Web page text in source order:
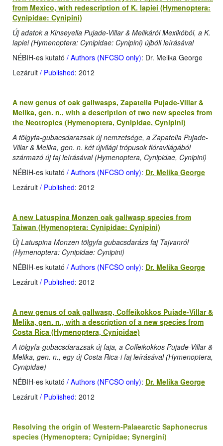
from Mexico, with redescription of K. lapiei (Hymenoptera:
Cynipidae: Cynipini)
Új adatok a Kinseyella Pujade-Villar & Melikáról Mexikóból, a K.
lapiei (Hymenoptera: Cynipidae: Cynipini) újbóli leírásával
NÉBIH-es kutató / Authors (NFCSO only): Dr. Melika George
Lezárult / Published: 2012
A new genus of oak gallwasps, Zapatella Pujade-Villar &
Melika, gen. n., with a description of two new species from
the Neotropics (Hymenoptera, Cynipidae, Cynipini)
A tölgyfa-gubacsdarazsak új nemzetsége, a Zapatella Pujade-
Villar & Melika, gen. n. két újvilági trópusok flóravilágából
származó új faj leírásával (Hymenoptera, Cynipidae, Cynipini)
NÉBIH-es kutató / Authors (NFCSO only): Dr. Melika George
Lezárult / Published: 2012
A new Latuspina Monzen oak gallwasp species from
Taiwan (Hymenoptera: Cynipidae: Cynipini)
Új Latuspina Monzen tölgyfa gubacsdarázs faj Tajvanról
(Hymenoptera: Cynipidae: Cynipini)
NÉBIH-es kutató / Authors (NFCSO only): Dr. Melika George
Lezárult / Published: 2012
A new genus of oak gallwasp, Coffeikokkos Pujade-Villar &
Melika, gen. n., with a description of a new species from
Costa Rica (Hymenoptera, Cynipidae)
A tölgyfa-gubacsdarazsak új faja, a Coffeikokkos Pujade-Villar &
Melika, gen. n., egy új Costa Rica-i faj leírásával (Hymenoptera,
Cynipidae)
NÉBIH-es kutató / Authors (NFCSO only): Dr. Melika George
Lezárult / Published: 2012
Resolving the origin of Western-Palaearctic Saphonecrus
species (Hymenoptera; Cynipidae; Synergini)